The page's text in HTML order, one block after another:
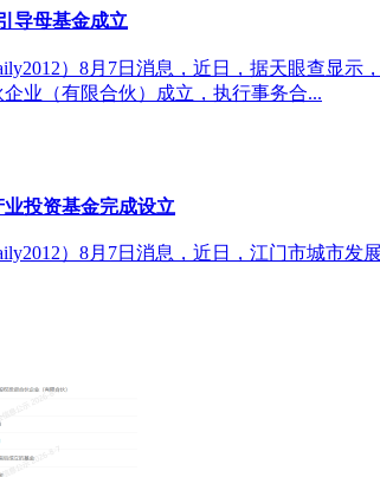
导母基金成立
）8月7日消息，近日，据天眼查显示
业（有限合伙）成立，执行事务合...
投资基金完成设立
）8月7日消息，近日，江门市城市